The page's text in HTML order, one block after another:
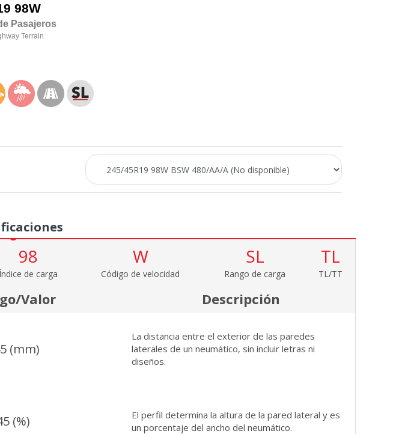
98W
Pasajeros
Terrain
98
Índice de carga
W
Código de velocidad
SL
Rango de carga
TL
TL/TT
Valor Descripción
(mm)
La distancia entre el exterior de las paredes
laterales de un neumático, sin incluir letras ni
diseños.
(%)
El perfil determina la altura de la pared lateral y es
un porcentaje del ancho del neumático.